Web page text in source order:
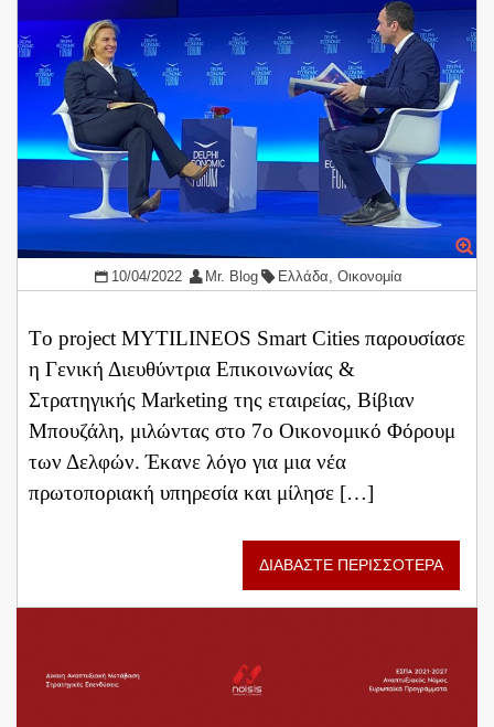
10/04/2022 Mr. Blog Ελλάδα,Οικονομία
Tο project MYTILINEOS Smart Cities παρουσίασε
η Γενική Διευθύντρια Επικοινωνίας &
Στρατηγικής Marketing της εταιρείας, Βίβιαν
Μπουζάλη, μιλώντας στο 7ο Οικονομικό Φόρουμ
των Δελφών. Έκανε λόγο για μια νέα
πρωτοποριακή υπηρεσία και μίλησε […]
ΔΙΑΒΑΣΤΕ ΠΕΡΙΣΣΟΤΕΡΑ